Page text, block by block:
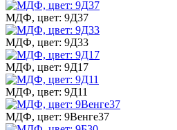
МДФ, цвет: 9Д37
МДФ, цвет: 9Д33
МДФ, цвет: 9Д17
МДФ, цвет: 9Д11
МДФ, цвет: 9Венге37